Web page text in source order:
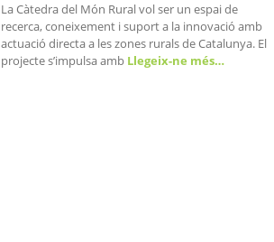
La Càtedra del Món Rural vol ser un espai de
recerca, coneixement i suport a la innovació amb
actuació directa a les zones rurals de Catalunya. El
projecte s’impulsa amb Llegeix-ne més…